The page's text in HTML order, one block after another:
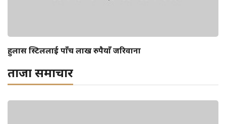
हुलास स्टिललाई पाँच लाख रुपैयाँ जरिवाना
ताजा समाचार